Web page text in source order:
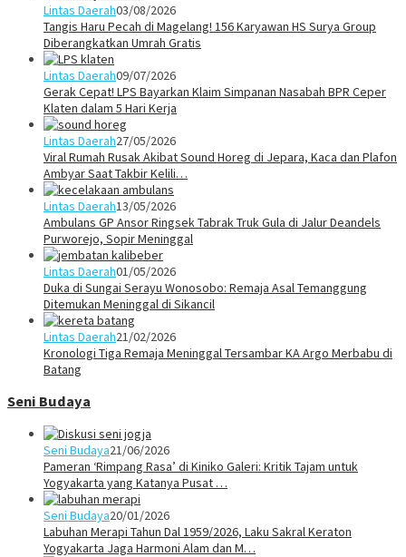
Lintas Daerah03/08/2026
Tangis Haru Pecah di Magelang! 156 Karyawan HS Surya Group
Diberangkatkan Umrah Gratis
Lintas Daerah09/07/2026
Gerak Cepat! LPS Bayarkan Klaim Simpanan Nasabah BPR Ceper
Klaten dalam 5 Hari Kerja
Lintas Daerah27/05/2026
Viral Rumah Rusak Akibat Sound Horeg di Jepara, Kaca dan Plafon
Ambyar Saat Takbir Kelili…
Lintas Daerah13/05/2026
Ambulans GP Ansor Ringsek Tabrak Truk Gula di Jalur Deandels
Purworejo, Sopir Meninggal
Lintas Daerah01/05/2026
Duka di Sungai Serayu Wonosobo: Remaja Asal Temanggung
Ditemukan Meninggal di Sikancil
Lintas Daerah21/02/2026
Kronologi Tiga Remaja Meninggal Tersambar KA Argo Merbabu di
Batang
Seni Budaya
Seni Budaya21/06/2026
Pameran ‘Rimpang Rasa’ di Kiniko Galeri: Kritik Tajam untuk
Yogyakarta yang Katanya Pusat …
Seni Budaya20/01/2026
Labuhan Merapi Tahun Dal 1959/2026, Laku Sakral Keraton
Yogyakarta Jaga Harmoni Alam dan M…